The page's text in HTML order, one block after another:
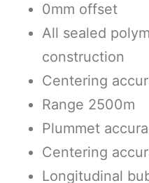
0mm offset
All sealed
construction
Centering
Range 2500m
Plummet
Centering
Longitudinal